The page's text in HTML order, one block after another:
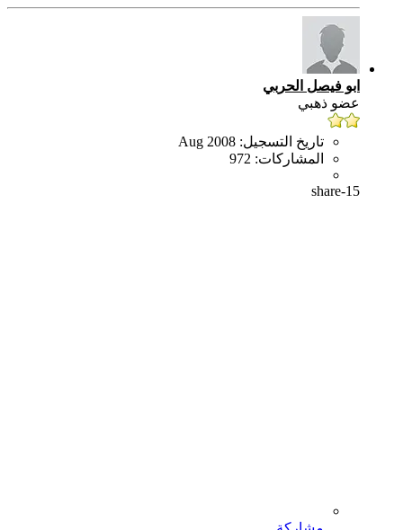
ابو فيصل الحربي
عضو ذهبي
تاريخ التسجيل: Aug 2008
المشاركات: 972
share-15